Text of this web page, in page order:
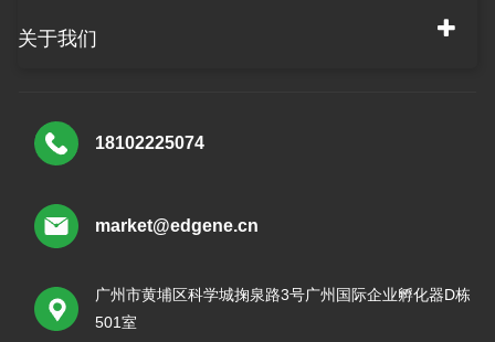
关于我们
18102225074
market@edgene.cn
广州市黄埔区科学城掬泉路3号广州国际企业孵化器D栋
501室